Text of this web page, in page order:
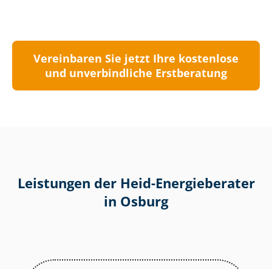
Vereinbaren Sie jetzt Ihre kostenlose
und unverbindliche Erstberatung
Leistungen der Heid-Energieberater
in Osburg